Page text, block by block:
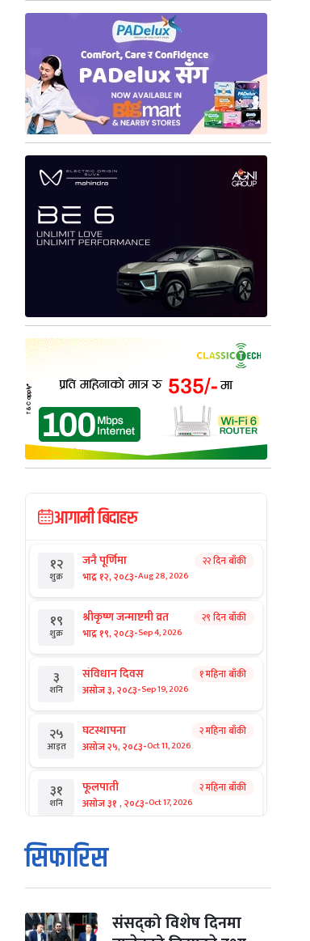
आगामी बिदाहरु
१२
शुक्र
जनै पूर्णिमा
भाद्र १२, २०८३-Aug 28, 2026
२२ दिन बाँकी
१९
शुक्र
श्रीकृष्ण जन्माष्टमी व्रत
भाद्र १९, २०८३-Sep 4, 2026
२९ दिन बाँकी
३
शनि
संविधान दिवस
असोज ३, २०८३-Sep 19, 2026
१ महिना बाँकी
२५
आइत
घटस्थापना
असोज २५, २०८३-Oct 11, 2026
२ महिना बाँकी
३१
शनि
फूलपाती
असोज ३१ , २०८३-Oct 17, 2026
२ महिना बाँकी
१
आइत
कार्तिक सङ्क्रान्ति
कार्तिक १, २०८३
मंगल कार्तिक ३, २०८३-Oct 20, 2026
सिफारिस
संसद्को विशेष दिनमा